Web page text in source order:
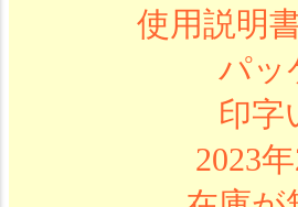
使用説明
パッ
印字
2023